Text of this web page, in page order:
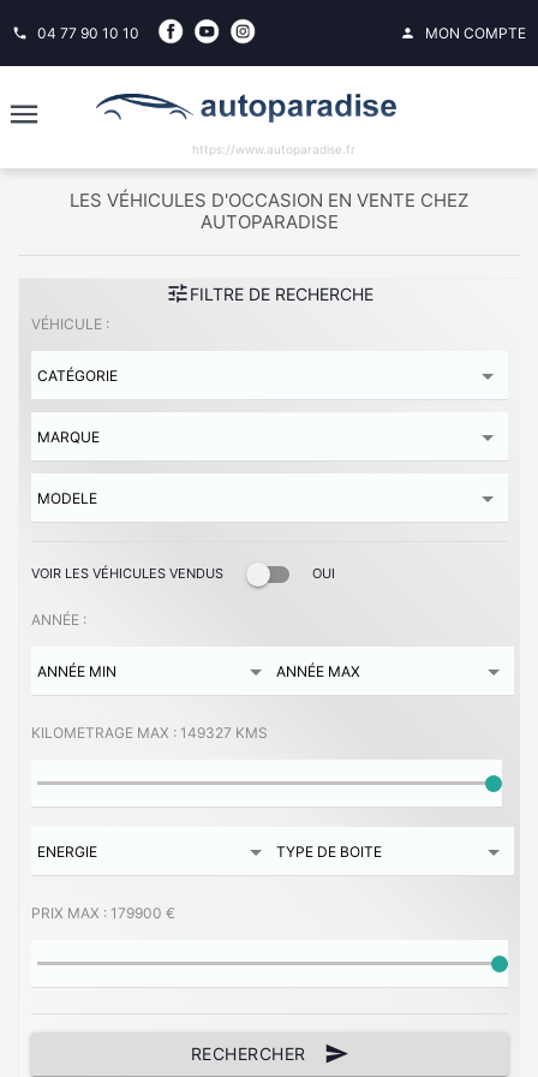
phone 04 77 90 10 10 person MON COMPTE
https://www.autoparadise.fr
LES VÉHICULES D'OCCASION EN VENTE CHEZ
AUTOPARADISE
tuneFILTRE DE RECHERCHE
VÉHICULE :
VOIR LES VÉHICULES VENDUS OUI
ANNÉE :
KILOMETRAGE MAX : 149327 KMS
PRIX MAX : 179900 €
RECHERCHER send